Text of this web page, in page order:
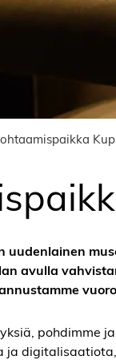
uudenlainen
avulla
pohdimme
ja